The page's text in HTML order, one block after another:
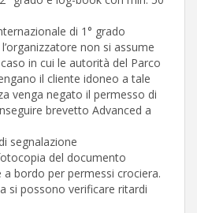
di 1° grado
non si assume
in cui le autorità del Parco
il cliente idoneo a tale
venga negato il permesso di
brevetto Advanced a
segnalazione
del documento
bordo per permessi crociera.
si possono verificare ritardi